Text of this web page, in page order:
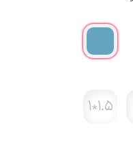
1.5*1